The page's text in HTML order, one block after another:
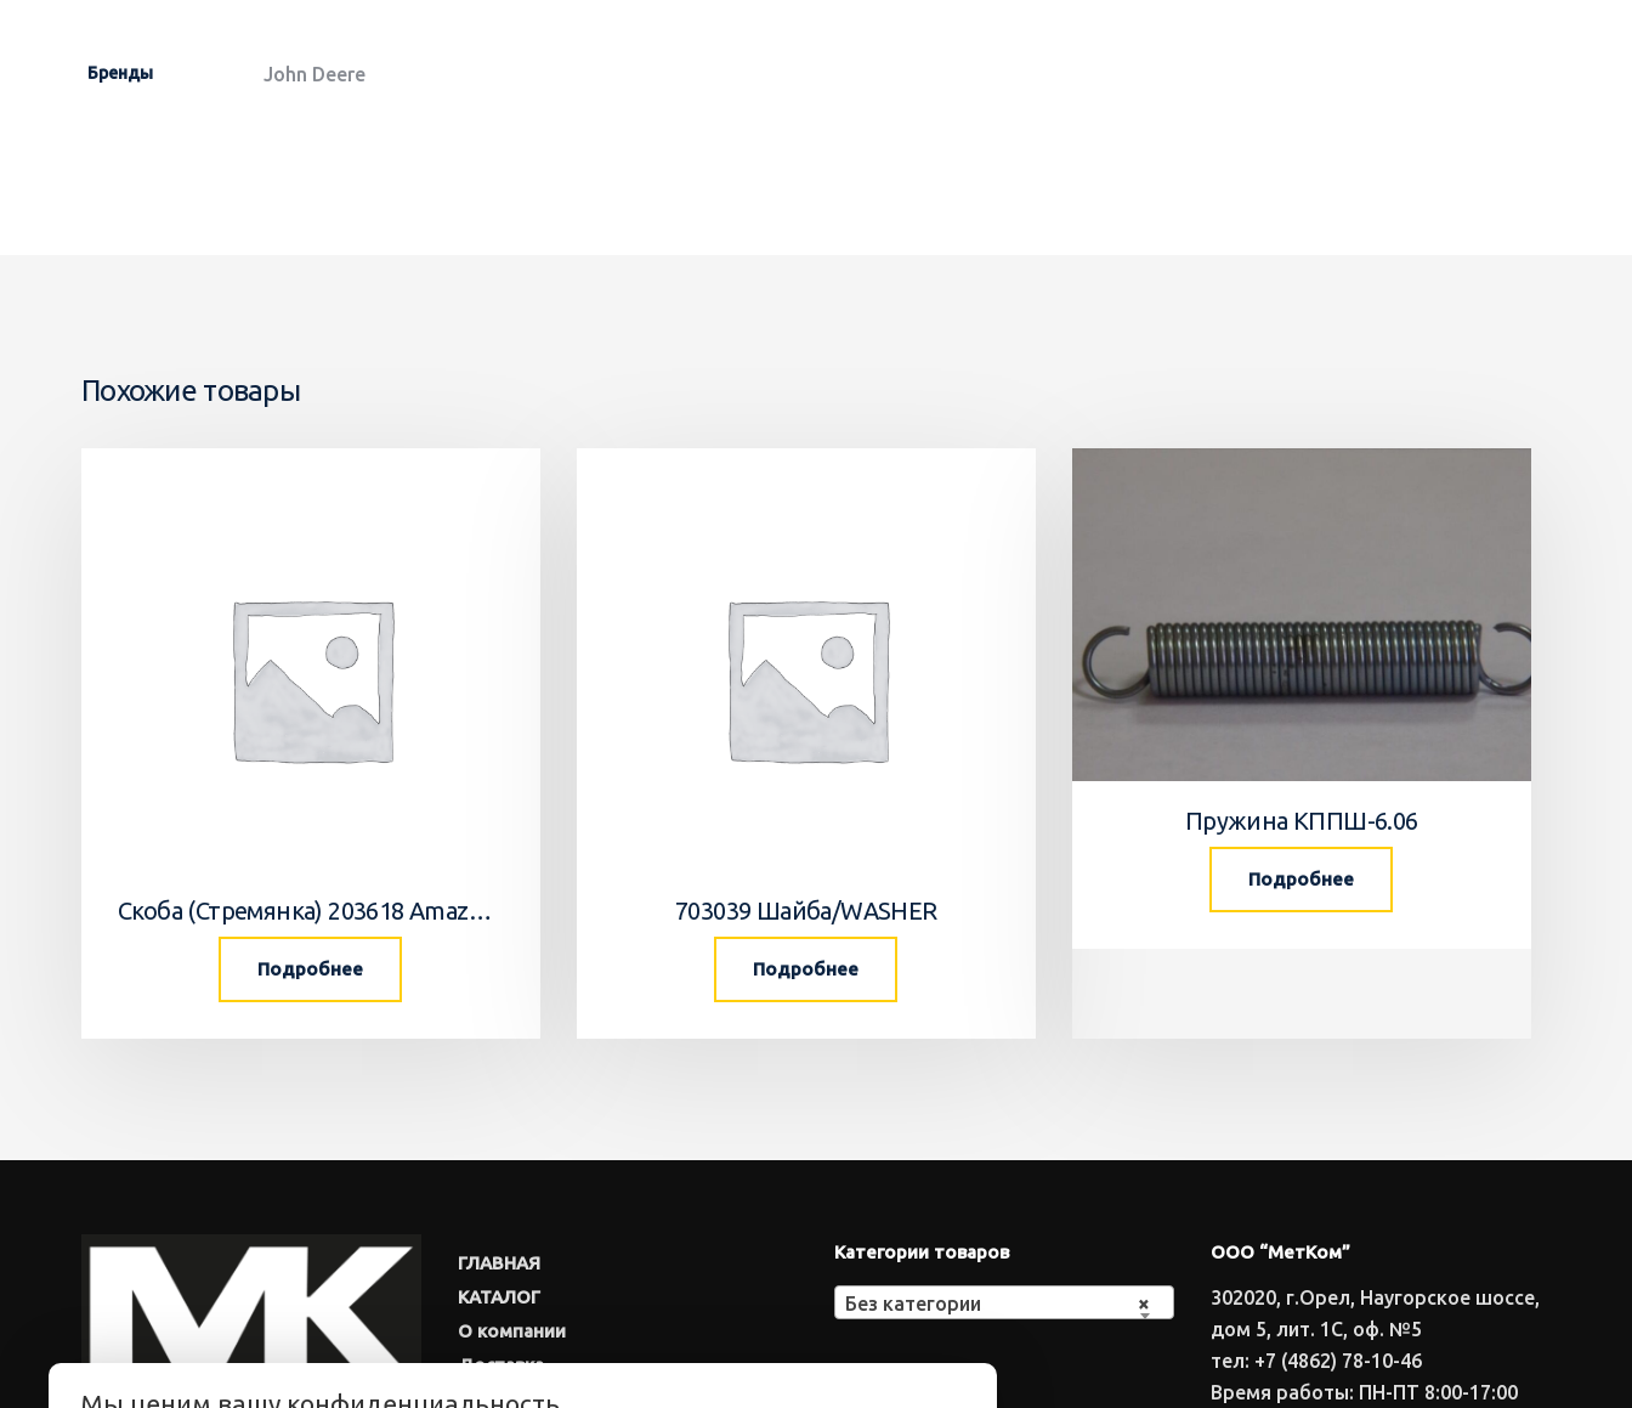
Бренды John Deere
Похожие товары
Скоба (Стремянка) 203618 Amazone
Подробнее
703039 Шайба/WASHER
Подробнее
Пружина КППШ-6.06
Подробнее
ГЛАВНАЯ
КАТАЛОГ
О компании
Доставка
Новости
Категории товаров
×
Без категории
ООО “МетКом”
302020, г.Орел, Наугорское шоссе,
дом 5, лит. 1С, оф. №5
тел: +7 (4862) 78-10-46
Время работы: ПН-ПТ 8:00-17:00